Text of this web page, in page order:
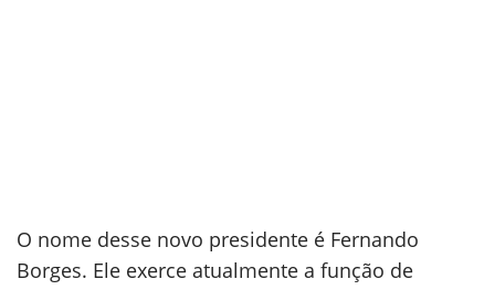
O nome desse novo presidente é Fernando
Borges. Ele exerce atualmente a função de